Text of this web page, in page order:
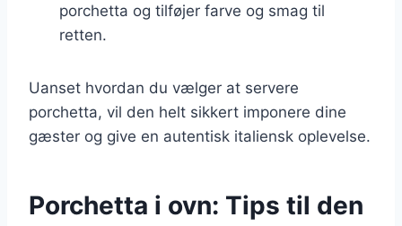
porchetta og tilføjer farve og smag til
retten.
Uanset hvordan du vælger at servere
porchetta, vil den helt sikkert imponere dine
gæster og give en autentisk italiensk oplevelse.
Porchetta i ovn: Tips til den